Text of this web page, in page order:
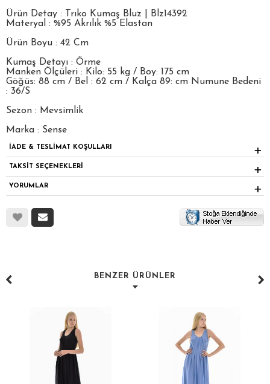
Ürün Detay : Trıko Kumaş Bluz | Blz14392
Materyal : %95 Akrılık %5 Elastan
Ürün Boyu : 42 Cm
Kumaş Detayı : Örme
Manken Ölçüleri : Kilo: 55 kg / Boy: 175 cm
Göğüs: 88 cm / Bel : 62 cm / Kalça 89: cm Numune Bedeni
: 36/S
Sezon : Mevsimlik
Marka : Sense
İADE & TESLİMAT KOŞULLARI
TAKSİT SEÇENEKLERİ
YORUMLAR
BENZER ÜRÜNLER